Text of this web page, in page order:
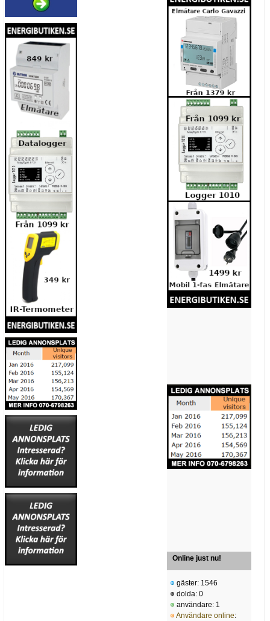
Online just nu!
gäster: 1546
dolda: 0
användare: 1
Användare online: